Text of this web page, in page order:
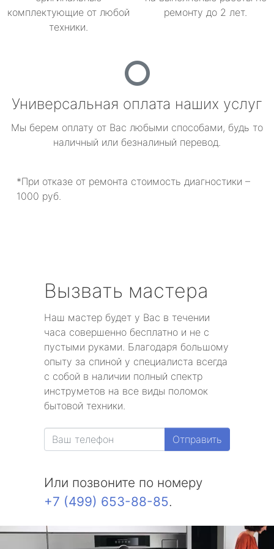
комплектующие от любой
техники.
ремонту до 2 лет.
Универсальная оплата наших услуг
Мы берем оплату от Вас любыми способами, будь то
наличный или безналиный перевод.
*При отказе от ремонта стоимость диагностики –
1000 руб.
Вызвать мастера
Наш мастер будет у Вас в течении
часа совершенно бесплатно и не с
пустыми руками. Благодаря большому
опыту за спиной у специалиста всегда
с собой в наличии полный спектр
инструметов на все виды поломок
бытовой техники.
Отправить
Или позвоните по номеру
+7 (499) 653-88-85.